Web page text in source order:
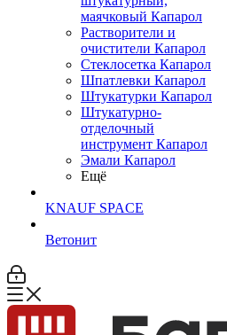
маячковый Капарол
Растворители и
очистители Капарол
Cтеклосетка Капарол
Шпатлевки Капарол
Штукатурки Капарол
Штукатурно-
отделочный
инструмент Капарол
Эмали Капарол
Ещё
KNAUF SPACE
Ветонит